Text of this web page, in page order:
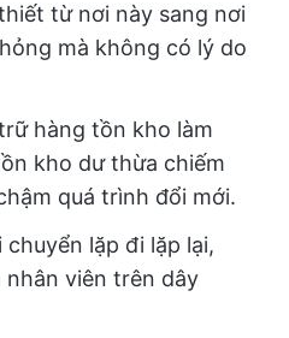
từ nơi này sang nơi
mà không có lý do
hàng tồn kho làm
kho dư thừa chiếm
quá trình đổi mới.
lặp đi lặp lại,
nhân viên trên dây